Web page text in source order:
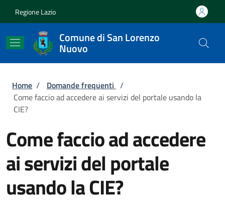
Regione Lazio
Comune di San Lorenzo
Nuovo
Briciole di pane
Home / Domande frequenti /
Come faccio ad accedere ai servizi del portale usando la
CIE?
Come faccio ad accedere
ai servizi del portale
usando la CIE?